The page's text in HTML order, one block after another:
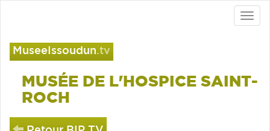
MuseeIssoudun.tv
MUSÉE DE L'HOSPICE SAINT-
ROCH